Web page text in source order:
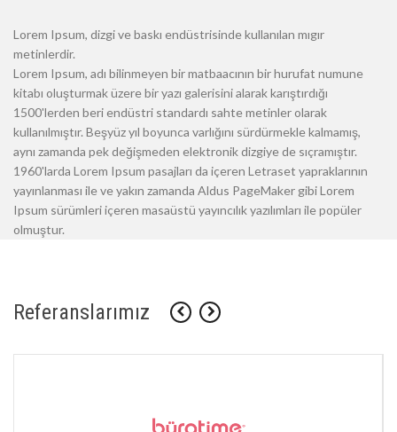
Lorem Ipsum, dizgi ve baskı endüstrisinde kullanılan mıgır
metinlerdir.
Lorem Ipsum, adı bilinmeyen bir matbaacının bir hurufat numune
kitabı oluşturmak üzere bir yazı galerisini alarak karıştırdığı
1500'lerden beri endüstri standardı sahte metinler olarak
kullanılmıştır. Beşyüz yıl boyunca varlığını sürdürmekle kalmamış,
aynı zamanda pek değişmeden elektronik dizgiye de sıçramıştır.
1960'larda Lorem Ipsum pasajları da içeren Letraset yapraklarının
yayınlanması ile ve yakın zamanda Aldus PageMaker gibi Lorem
Ipsum sürümleri içeren masaüstü yayıncılık yazılımları ile popüler
olmuştur.
Referanslarımız